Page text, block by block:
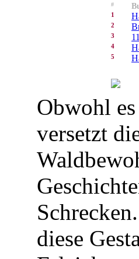
#
1
2
3
4
5
Obwohl
versetzt
diese